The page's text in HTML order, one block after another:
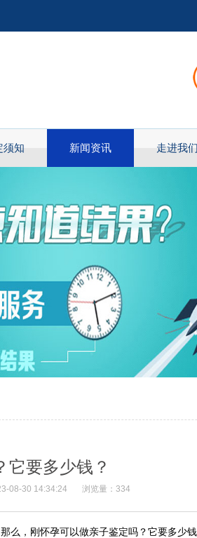
须知 新闻资讯 走进我们
它要多少钱？
08-30 14:34:24 浏览量：334
么，刚怀孕可以做亲子鉴定吗？它要多少